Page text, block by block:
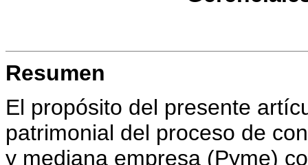
Resumen
El propósito del presente
patrimonial del proceso de
y mediana empresa (Pyme)